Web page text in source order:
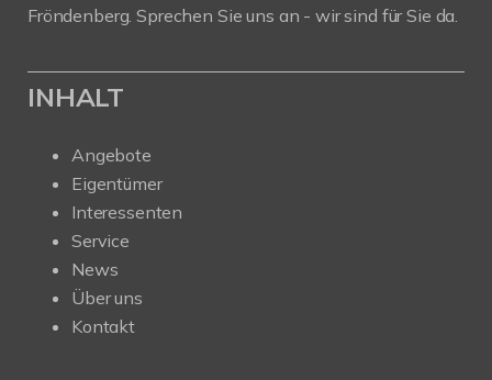
Fröndenberg. Sprechen Sie uns an - wir sind für Sie da.
INHALT
Angebote
Eigentümer
Interessenten
Service
News
Über uns
Kontakt